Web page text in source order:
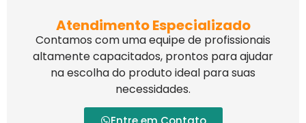
Atendimento Especializado
Contamos com uma equipe de profissionais
altamente capacitados, prontos para ajudar
na escolha do produto ideal para suas
necessidades.